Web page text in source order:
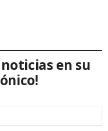
en su